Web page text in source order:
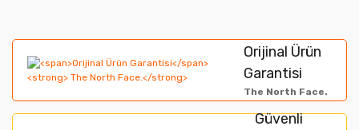
Yorum Yaz
formunu kullanarak tarafımıza iletebilirsiniz.
Görüş ve önerileriniz için teşekkür ederiz.
Ürün resmi kalitesiz, bozuk veya görüntülenemiyor.
Orijinal Ürün
Garantisi
The North Face.
Güvenli